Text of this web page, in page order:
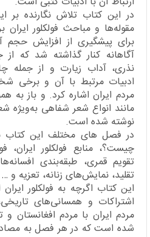
در این کتاب تلاش نگارنده بر
مقوله‌ها و مباحث فولکلور
برای پیشگیری از افزایش حجم
آگاهانه کنار گذاشته شد که
نذری‌، آداب زیارت و از جمله
ادبیات مرتبط با آن و برخی
مردم ایران اشاره کرد. و باز
مانند انواع شعر شفاهی به‌ویژه
نوشته شده است.
در فصل های مختلف این کتاب
چیست؟، منابع فولکلور ایران‌،
تقویم قمری‌، طبقه‌بندی
تقلید‌، نمایش‌های زنانه‌، تعزیه‌
این کتاب اگرچه به فولکلور
اشتراکات و همسانی‌های
مردم ایران با مردم افغانستان
شده است که در هر فصل به